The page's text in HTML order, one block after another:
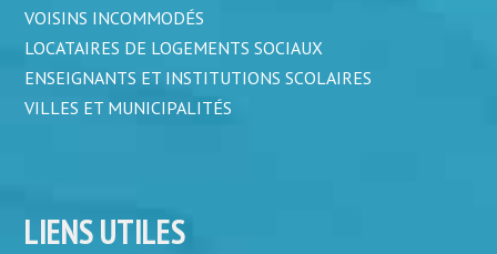
VOISINS INCOMMODÉS
LOCATAIRES DE LOGEMENTS SOCIAUX
ENSEIGNANTS ET INSTITUTIONS SCOLAIRES
VILLES ET MUNICIPALITÉS
LIENS UTILES